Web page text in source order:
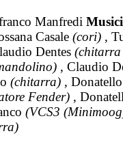
Manfredi
Casale (cori) ,
Dentes (chitarra
, Claudio
(chitarra) , Donatello
Fender) ,
(VCS3